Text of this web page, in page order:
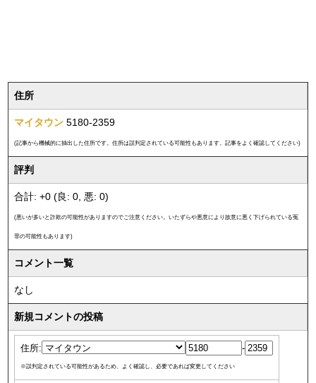
住所
マイタウン 5180-2359
(記事から機械的に抽出した住所です。住所は誤判定されている可能性もあります。記事をよく確認してください)
評判
合計: +0 (良: 0, 悪: 0)
(悪いが多いと詐欺の可能性がありますのでご注意ください。いたずらや悪意により故意に悪く下げられている冤
罪の可能性もあります)
コメント一覧
なし
新規コメントの投稿
住所: -
※誤判定されている可能性があるため、よく確認し、必要であれば変更してください